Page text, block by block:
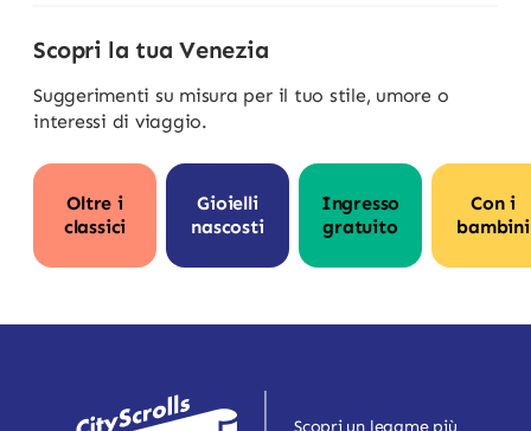
Scopri la tua Venezia
Suggerimenti su misura per il tuo stile, umore o
interessi di viaggio.
Oltre i
classici
Gioielli
nascosti
Ingresso
gratuito
Con i
bambini
Scopri un legame più